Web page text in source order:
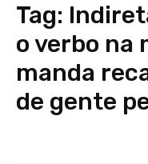
Tag:
o verbo na
manda
de gente